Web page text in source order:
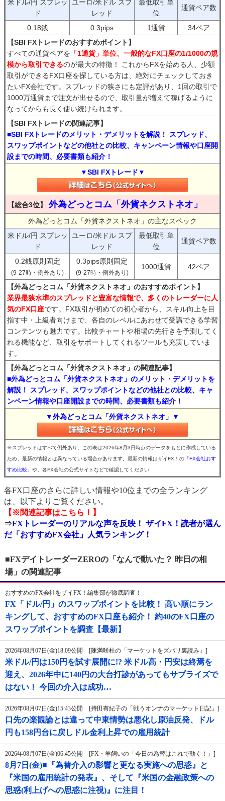
米ドル/円 スプレッ
ド
ユーロ/米ドル スプ
レッド
最低取引単
位
通貨ペア数
0.18銭 0.3pips 1通貨
34ペア
【SBI FXトレードのおすすめポイント】
すべての通貨ペアを 「1通貨」単位、一般的なFX口座の1/1000の規
模から取引できるのが最大の特徴！ これからFXを始める人、少額
取引ができるFX口座を探している方は、絶対にチェックしておき
たいFX会社です。スプレッドの狭さにも定評があり、1回の取引で
1000万通貨まで注文が出せるので、取引量が増えて稼げるように
なってからも長く使い続けられます。
【SBI FXトレードの関連記事】
■SBI FXトレードのメリット・デメリットを解説！ スプレッド、
スワップポイントなどの他社との比較、キャンペーン情報や口座開
設までの時間、必要書類も紹介！
▼SBI FXトレード▼
【総合3位】 外為どっとコム「外貨ネクストネオ」
外為どっとコム「外貨ネクストネオ」の主なスペック
米ドル/円 スプレッ
ド
ユーロ/米ドル スプ
レッド
最低取引単
位
通貨ペア数
0.2銭原則固定
(9-27時・例外あり)
0.3pips原則固定
(9-27時・例外あり)
1000通貨 42ペア
【外為どっとコム「外貨ネクストネオ」のおすすめポイント】
業界最狭水準のスプレッドと豊富な情報で、多くのトレーダーに人
気のFX口座です。FX取引が初めての初心者から、スキル向上を目
指す中・上級者向けまで、各自のレベルにあわせて受講できる学習
コンテンツも魅力です。比較チャートや相場の先行きを予測してく
れる機能など、取引をサポートしてくれるツールも充実していま
す。
【外為どっとコム「外貨ネクストネオ」の関連記事】
■外為どっとコム「外貨ネクストネオ」のメリット・デメリットを
解説！ スプレッド、スワップポイントなどの他社との比較、キャ
ンペーン情報や口座開設までの時間、必要書類も紹介！
▼外為どっとコム「外貨ネクストネオ」▼
※スプレッドはすべて例外あり。この表は2026年8月3日時点のデータをもとに作成している
ため、最新の情報とは異なっている場合があります。最新の情報はザイFX！の 「FX会社おす
すめ比較」 や、各FX会社の公式サイトなどで確認してください
各FX口座のさらに詳しい情報や10位までの全ランキング
は、以下よりご覧ください。
【※関連記事はこちら！】
⇒FXトレーダーのリアルな声を反映！ ザイFX！読者が選ん
だ「おすすめFX会社」人気ランキング！
■FXデイトレーダーZEROの「なんで動いた？ 昨日の相
場」の関連記事
おすすめのFX会社をザイFX！編集部が徹底調査！
FX「ドル/円」のスワップポイントを比較！ 高い順にラン
キングして、おすすめのFX口座も紹介！ 約40のFX口座の
スワップポイントを調査【最新】
2026年08月07日(金)18:09公開 [陳満咲杜の「マーケットをズバリ裏読み」]
米ドル/円は150円を試す展開に!? 米ドル高・円安は終焉を
迎え、2026年中に140円の大台打診があってもサプライズで
はない！ 今回の介入は成功…
2026年08月07日(金)15:43公開 [持田有紀子の「戦うオンナのマーケット日記」]
口先の楽観論とは違って中東情勢は悪化し原油反発、ドル
円も158円台に戻しドル金利上昇での雇用統計
2026年08月07日(金)06:45公開 [FX・羊飼いの「今日の為替はこれで動く！」]
8月7日(金)■『為替介入の影響と更なる実施への思惑』と
『米国の雇用統計の発表』、そして『米国の金融政策への
思惑(利上げへの思惑に注視)』に注目！